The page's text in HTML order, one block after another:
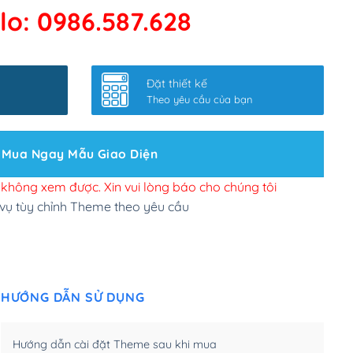
kết google, cập nhật sitemap(+50,000₫)
slider chính (+200,000₫)
site Wordpress(+100,000₫)
đăng web(+300,000₫)
tuỳ chọn (+2,000,000₫)
(+450,000₫)
0986.587.628
Đặt thiết kế
Theo yêu cầu của bạn
Mua Ngay Mẫu Giao Diện
xem được. Xin vui lòng báo cho chúng tôi
tùy chỉnh Theme theo yêu cầu
HƯỚNG DẪN SỬ DỤNG
Hướng dẫn cài đặt Theme sau khi mua